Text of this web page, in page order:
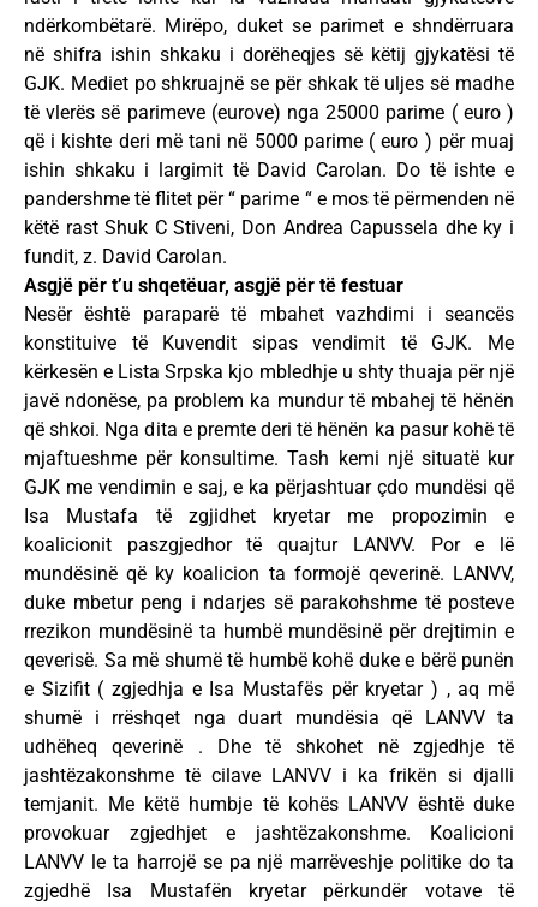
ndërkombëtarë. Mirëpo, duket se parimet e shndërruara
në shifra ishin shkaku i dorëheqjes së këtij gjykatësi të
GJK. Mediet po shkruajnë se për shkak të uljes së madhe
të vlerës së parimeve (eurove) nga 25000 parime ( euro )
që i kishte deri më tani në 5000 parime ( euro ) për muaj
ishin shkaku i largimit të David Carolan. Do të ishte e
pandershme të flitet për “ parime “ e mos të përmenden në
këtë rast Shuk C Stiveni, Don Andrea Capussela dhe ky i
fundit, z. David Carolan.
Asgjë për t’u shqetëuar, asgjë për të festuar
Nesër është paraparë të mbahet vazhdimi i seancës
konstituive të Kuvendit sipas vendimit të GJK. Me
kërkesën e Lista Srpska kjo mbledhje u shty thuaja për një
javë ndonëse, pa problem ka mundur të mbahej të hënën
që shkoi. Nga dita e premte deri të hënën ka pasur kohë të
mjaftueshme për konsultime. Tash kemi një situatë kur
GJK me vendimin e saj, e ka përjashtuar çdo mundësi që
Isa Mustafa të zgjidhet kryetar me propozimin e
koalicionit paszgjedhor të quajtur LANVV. Por e lë
mundësinë që ky koalicion ta formojë qeverinë. LANVV,
duke mbetur peng i ndarjes së parakohshme të posteve
rrezikon mundësinë ta humbë mundësinë për drejtimin e
qeverisë. Sa më shumë të humbë kohë duke e bërë punën
e Sizifit ( zgjedhja e Isa Mustafës për kryetar ) , aq më
shumë i rrëshqet nga duart mundësia që LANVV ta
udhëheq qeverinë . Dhe të shkohet në zgjedhje të
jashtëzakonshme të cilave LANVV i ka frikën si djalli
temjanit. Me këtë humbje të kohës LANVV është duke
provokuar zgjedhjet e jashtëzakonshme. Koalicioni
LANVV le ta harrojë se pa një marrëveshje politike do ta
zgjedhë Isa Mustafën kryetar përkundër votave të